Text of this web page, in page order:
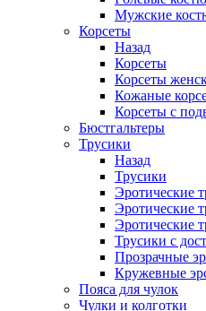
Мужские
Корсеты
Назад
Корсеты
Корсеты
Кожаные
Корсеты с
Бюстгальтеры
Трусики
Назад
Трусики
Эротические
Эротические
Эротические
Трусики с
Прозрачные
Кружевные
Пояса для чулок
Чулки и колготки